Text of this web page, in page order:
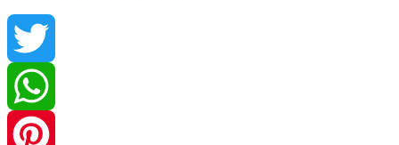
Twitter
WhatsApp